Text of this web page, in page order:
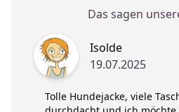
Das sagen
Isolde
19.07.2025
5 von 5 Sterne
Tolle Hundejacke, viele